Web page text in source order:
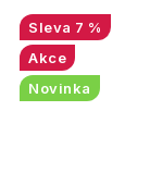
BOGNER
OBLEČENÍ
7 %
Akce
Novinka